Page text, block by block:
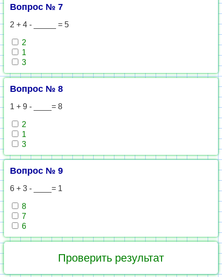
Вопрос № 7
2 + 4 - _____ = 5
2
1
3
Вопрос № 8
1 + 9 - ____= 8
2
1
3
Вопрос № 9
6 + 3 - ____= 1
8
7
6